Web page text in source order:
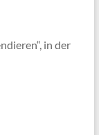
in der